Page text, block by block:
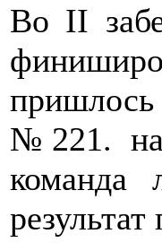
Во II
№221. на
команда